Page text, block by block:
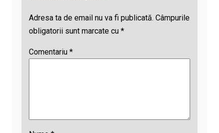
Adresa ta de email nu va fi publicată. Câmpurile
obligatorii sunt marcate cu *
Comentariu *